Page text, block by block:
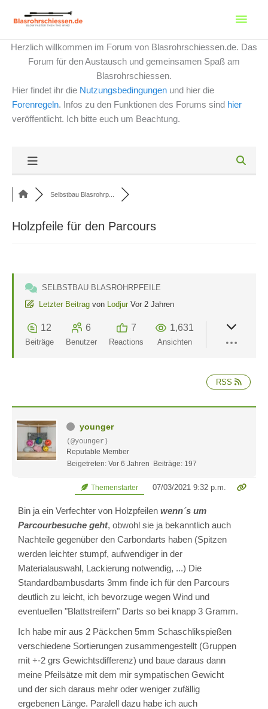
Inhalt
Herzlich willkommen im Forum von Blasrohrschiessen.de. Das
Forum für den Austausch und gemeinsamen Spaß am
Blasrohrschiessen.
Hier findet ihr die Nutzungsbedingungen und hier die
Forenregeln. Infos zu den Funktionen des Forums sind hier
veröffentlicht. Ich bitte euch um Beachtung.
Selbstbau Blasrohrp...
Holzpfeile für den Parcours
SELBSTBAU BLASROHRPFEILE
Letzter Beitrag von Lodjur Vor 2 Jahren
12
Beiträge
6
Benutzer
7
Reactions
1,631
Ansichten
RSS
younger
(@younger)
Reputable Member
Beigetreten: Vor 6 Jahren Beiträge: 197
Themenstarter 07/03/2021 9:32 p.m.
Bin ja ein Verfechter von Holzpfeilen wenn´s um
Parcourbesuche geht, obwohl sie ja bekanntlich auch
Nachteile gegenüber den Carbondarts haben (Spitzen
werden leichter stumpf, aufwendiger in der
Materialauswahl, Lackierung notwendig, ...) Die
Standardbambusdarts 3mm finde ich für den Parcours
deutlich zu leicht, ich bevorzuge wegen Wind und
eventuellen "Blattstreifern" Darts so bei knapp 3 Gramm.
Ich habe mir aus 2 Päckchen 5mm Schaschlikspießen
verschiedene Sortierungen zusammengestellt (Gruppen
mit +-2 grs Gewichtsdifferenz) und baue daraus dann
meine Pfeilsätze mit dem mir sympatischen Gewicht
und der sich daraus mehr oder weniger zufällig
ergebenen Länge. Paralell dazu habe ich auch